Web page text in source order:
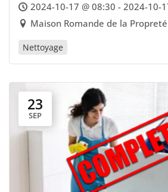
2024-10-17 @ 08:30 - 2024-10-
Maison Romande de la
Nettoyage
23
SEP